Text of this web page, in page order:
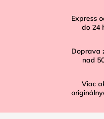
Express
do 24
Doprava
nad
Viac